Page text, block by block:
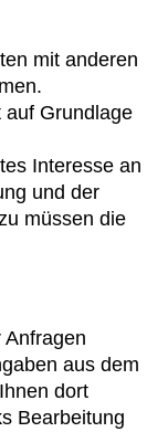
mit anderen
auf Grundlage
Interesse an
und der
müssen die
aus dem
dort
Bearbeitung